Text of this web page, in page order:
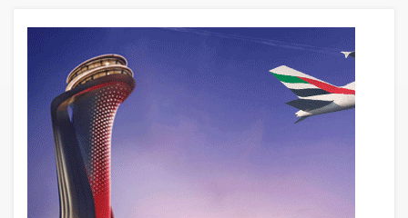
AyJet eğitim uçağı Hezarfen yakınında
kırım geçirdi
22 saat önce
Lufthansa ilk uçağını Starlink internetiyle
donattı
22 saat önce